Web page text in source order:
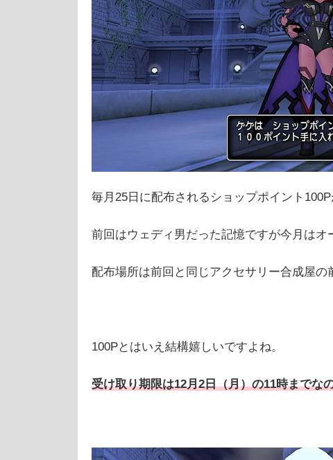
毎月25日に配布されるショップポイント
前回はウェディ男だった記憶ですが今月はオ
配布場所は前回と同じアクセサリー合成屋の
100Pとはいえ結構嬉しいですよね。
受け取り期限は12月2日（月）の11時までな